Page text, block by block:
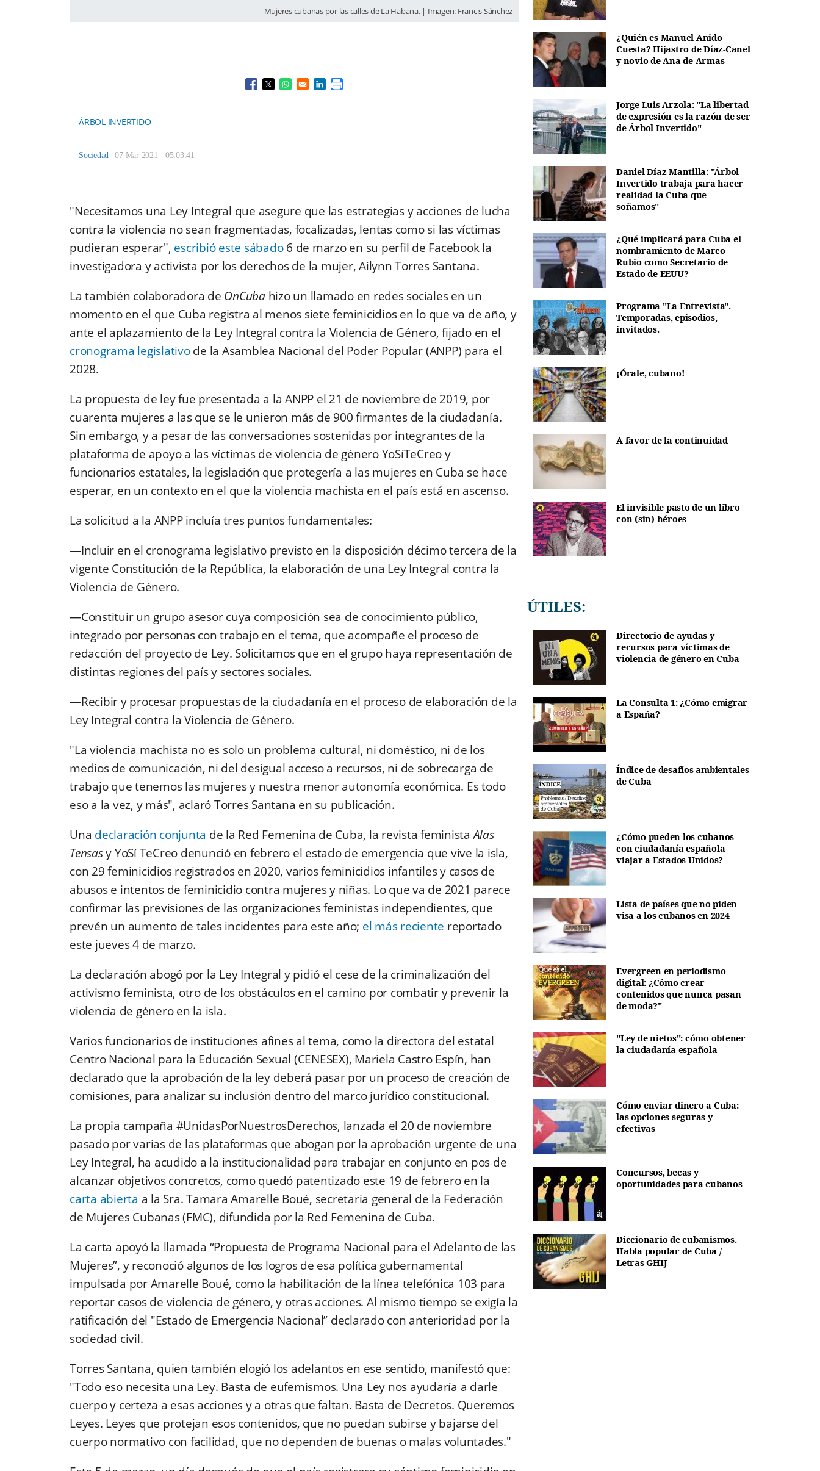
Mujeres cubanas por las calles de La Habana. | Imagen: Francis Sánchez
Opens in a new window
Opens in a new window
Opens in a new window
Opens in a new window
ÁRBOL INVERTIDO
Sociedad |07 Mar 2021 - 05:03:41
"Necesitamos una Ley Integral que asegure que las estrategias y acciones de lucha
contra la violencia no sean fragmentadas, focalizadas, lentas como si las víctimas
pudieran esperar", escribió este sábado6 de marzo en su perfil de Facebook la
investigadora y activista por los derechos de la mujer, Ailynn Torres Santana.
La también colaboradora de OnCubahizo un llamado en redes sociales en un
momento en el que Cuba registra al menos siete feminicidios en lo que va de año, y
ante el aplazamiento de la Ley Integral contra la Violencia de Género, fijado en el
cronograma legislativode la Asamblea Nacional del Poder Popular (ANPP) para el
2028.
La propuesta de ley fue presentada a la ANPP el 21 de noviembre de 2019, por
cuarenta mujeres a las que se le unieron más de 900 firmantes de la ciudadanía.
Sin embargo, y a pesar de las conversaciones sostenidas por integrantes de la
plataforma de apoyo a las víctimas de violencia de género YoSíTeCreo y
funcionarios estatales, la legislación que protegería a las mujeres en Cuba se hace
esperar, en un contexto en el que la violencia machista en el país está en ascenso.
La solicitud a la ANPP incluía tres puntos fundamentales:
—Incluir en el cronograma legislativo previsto en la disposición décimo tercera de la
vigente Constitución de la República, la elaboración de una Ley Integral contra la
Violencia de Género.
—Constituir un grupo asesor cuya composición sea de conocimiento público,
integrado por personas con trabajo en el tema, que acompañe el proceso de
redacción del proyecto de Ley. Solicitamos que en el grupo haya representación de
distintas regiones del país y sectores sociales.
—Recibir y procesar propuestas de la ciudadanía en el proceso de elaboración de la
Ley Integral contra la Violencia de Género.
"La violencia machista no es solo un problema cultural, ni doméstico, ni de los
medios de comunicación, ni del desigual acceso a recursos, ni de sobrecarga de
trabajo que tenemos las mujeres y nuestra menor autonomía económica. Es todo
eso a la vez, y más", aclaró Torres Santana en su publicación.
Una declaración conjunta de la Red Femenina de Cuba, la revista feministaAlas
Tensasy YoSí TeCreo denunció en febrero el estado de emergencia que vive la isla,
con 29 feminicidios registrados en 2020, varios feminicidios infantiles y casos de
abusos e intentos de feminicidio contra mujeres y niñas. Lo que va de 2021 parece
confirmar las previsiones de las organizaciones feministas independientes, que
prevén un aumento de tales incidentes para este año; el más reciente reportado
este jueves 4 de marzo.
La declaración abogó por la Ley Integral y pidió el cese de la criminalización del
activismo feminista, otro de los obstáculos en el camino por combatir y prevenir la
violencia de género en la isla.
Varios funcionarios de instituciones afines al tema, como la directora del estatal
Centro Nacional para la Educación Sexual (CENESEX), Mariela Castro Espín, han
declarado que la aprobación de la ley deberá pasar por un proceso de creación de
comisiones, para analizar su inclusión dentro del marco jurídico constitucional.
La propia campaña #UnidasPorNuestrosDerechos, lanzada el 20 de noviembre
pasado por varias de las plataformas que abogan por la aprobación urgente de una
Ley Integral, ha acudido a la institucionalidad para trabajar en conjunto en pos de
alcanzar objetivos concretos, como quedó patentizado este 19 de febrero en la
carta abierta a la Sra. Tamara Amarelle Boué, secretaria general de la Federación
de Mujeres Cubanas (FMC), difundida por la Red Femenina de Cuba.
La carta apoyó la llamada “Propuesta de Programa Nacional para el Adelanto de las
Mujeres”, y reconoció algunos de los logros de esa política gubernamental
impulsada por Amarelle Boué, como la habilitación de la línea telefónica 103 para
reportar casos de violencia de género, y otras acciones. Al mismo tiempo se exigía la
ratificación del "Estado de Emergencia Nacional” declarado con anterioridad por la
sociedad civil.
Torres Santana, quien también elogió los adelantos en ese sentido, manifestó que:
"Todo eso necesita una Ley. Basta de eufemismos. Una Ley nos ayudaría a darle
cuerpo y certeza a esas acciones y a otras que faltan. Basta de Decretos. Queremos
Leyes. Leyes que protejan esos contenidos, que no puedan subirse y bajarse del
cuerpo normativo con facilidad, que no dependen de buenas o malas voluntades."
¿Quién es Manuel Anido
Cuesta? Hijastro de Díaz-Canel
y novio de Ana de Armas
Jorge Luis Arzola: "La libertad
de expresión es la razón de ser
de Árbol Invertido"
Daniel Díaz Mantilla: "Árbol
Invertido trabaja para hacer
realidad la Cuba que
soñamos"
¿Qué implicará para Cuba el
nombramiento de Marco
Rubio como Secretario de
Estado de EEUU?
Programa "La Entrevista".
Temporadas, episodios,
invitados.
¡Órale, cubano!
A favor de la continuidad
El invisible pasto de un libro
con (sin) héroes
ÚTILES:
Directorio de ayudas y
recursos para víctimas de
violencia de género en Cuba
La Consulta 1: ¿Cómo emigrar
a España?
Índice de desafíos ambientales
de Cuba
¿Cómo pueden los cubanos
con ciudadanía española
viajar a Estados Unidos?
Lista de países que no piden
visa a los cubanos en 2024
Evergreen en periodismo
digital: ¿Cómo crear
contenidos que nunca pasan
de moda?"
"Ley de nietos": cómo obtener
la ciudadanía española
Cómo enviar dinero a Cuba:
las opciones seguras y
efectivas
Concursos, becas y
oportunidades para cubanos
Diccionario de cubanismos.
Habla popular de Cuba /
Letras GHIJ